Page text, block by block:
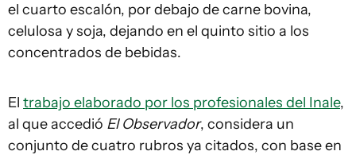
el cuarto escalón, por debajo de carne bovina,
celulosa y soja, dejando en el quinto sitio a los
concentrados de bebidas.
El trabajo elaborado por los profesionales del Inale,
al que accedió El Observador, considera un
conjunto de cuatro rubros ya citados, con base en